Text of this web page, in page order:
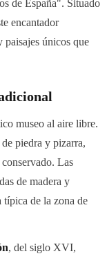
de España". Situado
encantador
únicos que
museo al aire libre.
de piedra y pizarra,
Las
de madera y
típica de la zona de
, del siglo XVI,